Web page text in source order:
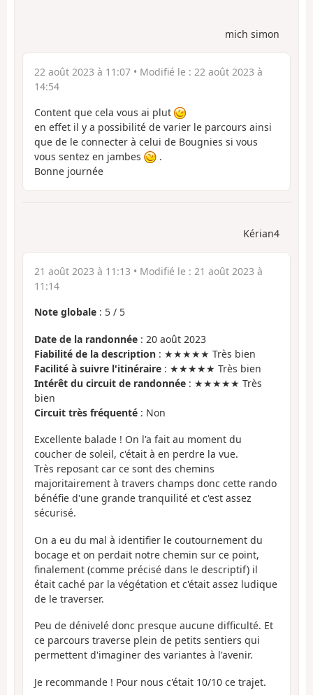
mich simon
22 août 2023 à 11:07 • Modifié le : 22 août 2023 à
14:54
Content que cela vous ai plut
en effet il y a possibilité de varier le parcours ainsi
que de le connecter à celui de Bougnies si vous
vous sentez en jambes
.
Bonne journée
Kérian4
21 août 2023 à 11:13 • Modifié le : 21 août 2023 à
11:14
Note globale : 5 / 5
Date de la randonnée : 20 août 2023
Fiabilité de la description : ★★★★★ Très bien
Facilité à suivre l'itinéraire : ★★★★★ Très bien
Intérêt du circuit de randonnée : ★★★★★ Très
bien
Circuit très fréquenté : Non
Excellente balade ! On l'a fait au moment du
coucher de soleil, c'était à en perdre la vue.
Très reposant car ce sont des chemins
majoritairement à travers champs donc cette rando
bénéfie d'une grande tranquilité et c'est assez
sécurisé.
On a eu du mal à identifier le coutournement du
bocage et on perdait notre chemin sur ce point,
finalement (comme précisé dans le descriptif) il
était caché par la végétation et c'était assez ludique
de le traverser.
Peu de dénivelé donc presque aucune difficulté. Et
ce parcours traverse plein de petits sentiers qui
permettent d'imaginer des variantes à l'avenir.
Je recommande ! Pour nous c'était 10/10 ce trajet.